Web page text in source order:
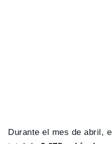
Durante el mes de abril,